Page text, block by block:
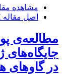
مشاهده
اصل مقاله
مطالعه‌ی
جایگاه‌های
در گاوهای